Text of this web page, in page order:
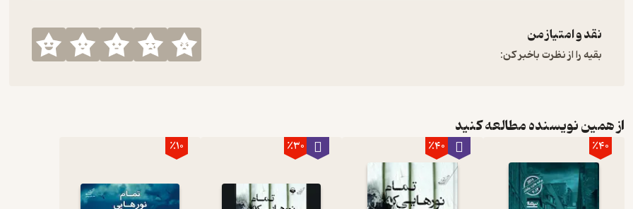
نقد و امتیاز من
بقیه را از نظرت باخبر کن:
از همین نویسنده مطالعه کنید
٪40 ٪40 ٪30 ٪10